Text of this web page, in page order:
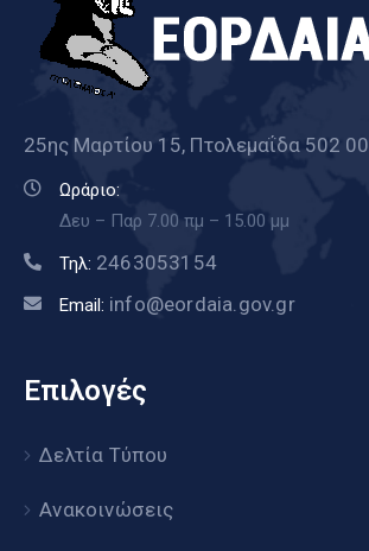
25ης Μαρτίου 15, Πτολεμαΐδα 502 00
Ωράριο:
Δευ – Παρ 7.00 πμ – 15.00 μμ
Τηλ: 2463053154
Email: info@eordaia.gov.gr
Επιλογές
Δελτία Τύπου
Ανακοινώσεις